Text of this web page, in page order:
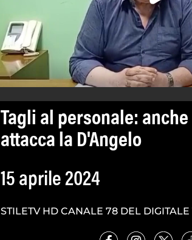
Tagli al personale: anche
attacca la D'Angelo
15 aprile 2024
STILETV HD CANALE 78 DEL DIGITALE